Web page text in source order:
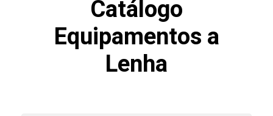
Catálogo
Equipamentos a
Lenha